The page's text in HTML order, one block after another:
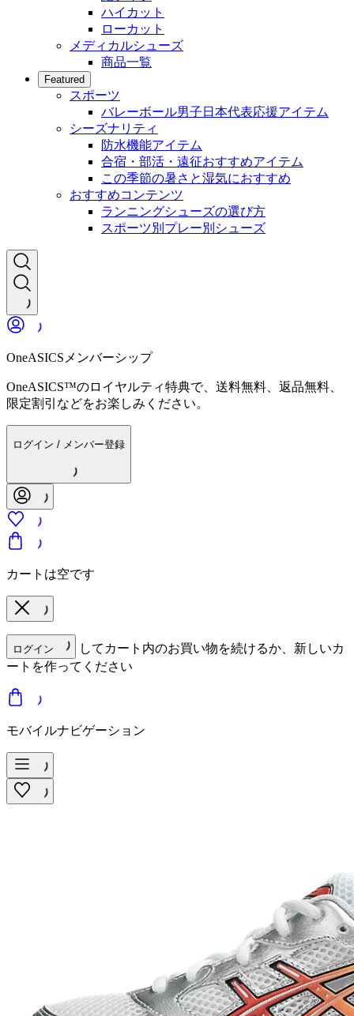
ハイカット
ローカット
メディカルシューズ
商品一覧
Featured
スポーツ
バレーボール男子日本代表応援アイテム
シーズナリティ
防水機能アイテム
合宿・部活・遠征おすすめアイテム
この季節の暑さと湿気におすすめ
おすすめコンテンツ
ランニングシューズの選び方
スポーツ別プレー別シューズ
OneASICSメンバーシップ
OneASICS™のロイヤルティ特典で、送料無料、返品無料、
限定割引などをお楽しみください。
ログイン / メンバー登録
カートは空です
ログイン
してカート内のお買い物を続けるか、新しいカ
ートを作ってください
モバイルナビゲーション